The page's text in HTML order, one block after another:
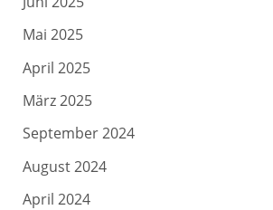
Mai 2025
April 2025
März 2025
September 2024
August 2024
April 2024